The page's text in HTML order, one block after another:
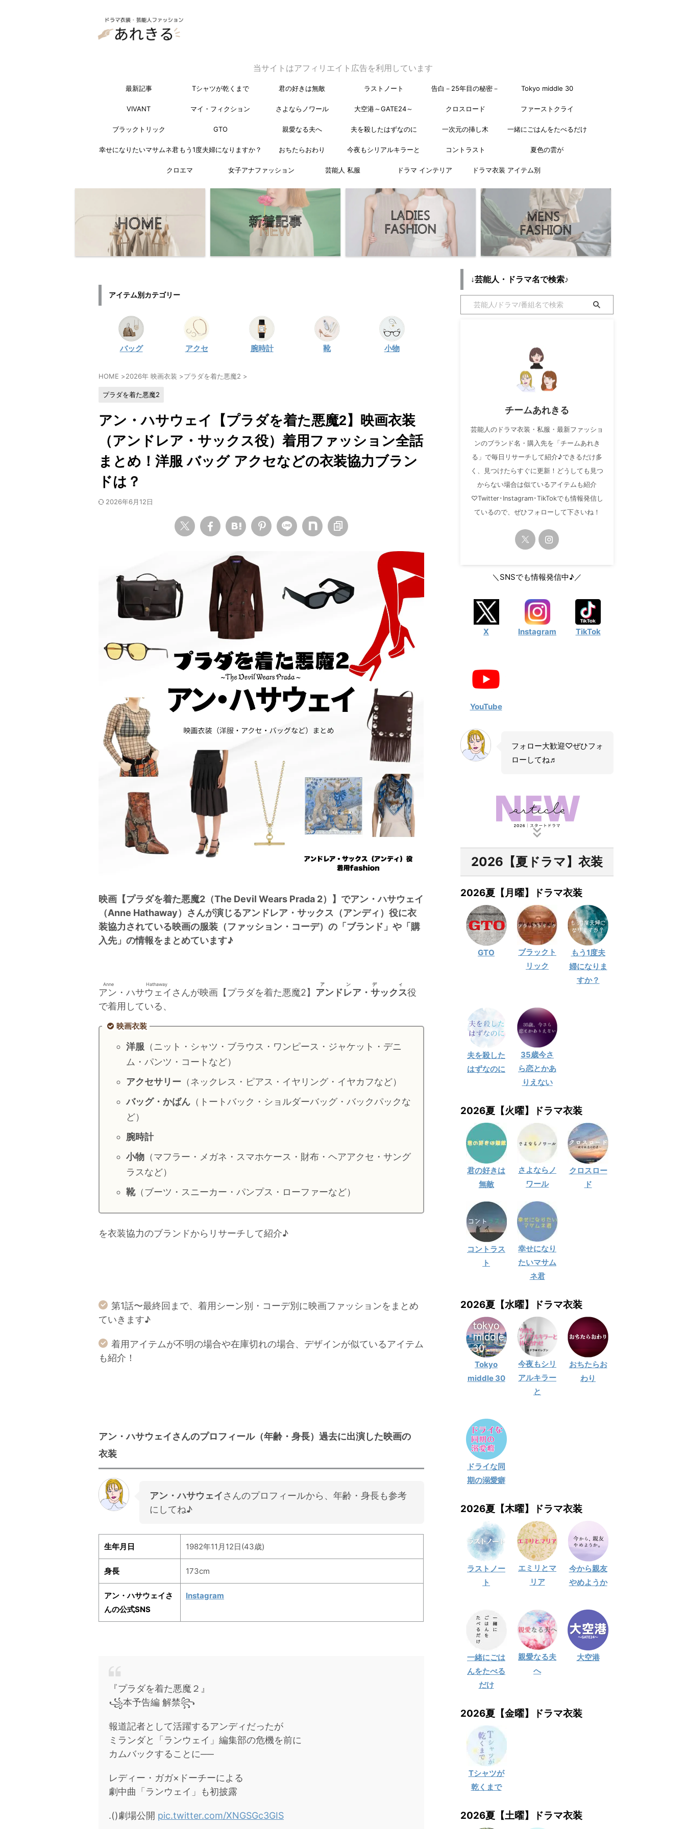
当サイトはアフィリエイト広告を利用しています
最新記事 Tシャツが乾くまで 君の好きは無敵 ラストノート 告白－25年目の秘密－ Tokyo middle 30
VIVANT マイ・フィクション さよならノワール 大空港～GATE24～ クロスロード ファーストクライ
ブラックトリック GTO 親愛なる夫へ 夫を殺したはずなのに 一次元の挿し木 一緒にごはんをたべるだけ
幸せになりたいマサムネ君 もう1度夫婦になりますか？ おちたらおわり 今夜もシリアルキラーと コントラスト 夏色の雲が
クロエマ 女子アナファッション 芸能人 私服 ドラマ インテリア ドラマ衣装 アイテム別
アイテム別カテゴリー
バッグ アクセ 腕時計 靴 小物
HOME >2026年 映画衣装 >プラダを着た悪魔2 >
プラダを着た悪魔2
アン・ハサウェイ【プラダを着た悪魔2】映画衣装
（アンドレア・サックス役）着用ファッション全話
まとめ！洋服 バッグ アクセなどの衣装協力ブラン
ドは？
2026年6月12日
映画【プラダを着た悪魔2（The Devil Wears Prada 2）】でアン・ハサウェイ
（Anne Hathaway）さんが演じるアンドレア・サックス（アンディ）役に衣
装協力されている映画の服装（ファッション・コーデ）の「ブランド」や「購
入先」の情報をまとめています♪
アン・ハサウェイ
Anne Hathaway
さんが映画【プラダを着た悪魔2】 アンドレア・サックス
アンディ
役
で着用している、
映画衣装
洋服 （ニット・シャツ・ブラウス・ワンピース・ジャケット・デニ
ム・パンツ・コートなど）
アクセサリー （ネックレス・ピアス・イヤリング・イヤカフなど）
バッグ・かばん （トートバック・ショルダーバッグ・バックパックな
ど）
腕時計
小物 （マフラー・メガネ・スマホケース・財布・ヘアアクセ・サング
ラスなど）
靴（ブーツ・スニーカー・パンプス・ローファーなど）
を衣装協力のブランドからリサーチして紹介♪
第1話〜最終回まで、着用シーン別・コーデ別に映画ファッションをまとめ
ていきます♪
着用アイテムが不明の場合や在庫切れの場合、デザインが似ているアイテム
も紹介！
アン・ハサウェイさんのプロフィール（年齢・身長）過去に出演した映画の
衣装
アン・ハサウェイさんのプロフィールから、年齢・身長も参考
にしてね♪
生年月日 1982年11月12日(43歳)
身長 173cm
アン・ハサウェイさ
んの公式SNS
Instagram
『プラダを着た悪魔２』
꧁本予告編 解禁꧂
報道記者として活躍するアンディだったが
ミランダと「ランウェイ」編集部の危機を前に
カムバックすることに──
レディー・ガガ×ドーチーによる
劇中曲「ランウェイ」も初披露
.()劇場公開 pic.twitter.com/XNGSGc3GIS
↓芸能人・ドラマ名で検索♪
チームあれきる
芸能人のドラマ衣装・私服・最新ファッショ
ンのブランド名・購入先を「チームあれき
る」で毎日リサーチして紹介♪できるだけ多
く、見つけたらすぐに更新！どうしても見つ
からない場合は似ているアイテムも紹介
♡Twitter･Instagram･TikTokでも情報発信し
ているので、ぜひフォローして下さいね！
＼SNSでも情報発信中♪／
X Instagram TikTok
YouTube
フォロー大歓迎♡ぜひフォ
ローしてね♬
2026【夏ドラマ】衣装
2026夏【月曜】ドラマ衣装
GTO
ブラックト
リック
もう1度夫
婦になりま
すか？
夫を殺した
はずなのに
35歳今さ
ら恋とかあ
りえない
2026夏【火曜】ドラマ衣装
君の好きは
無敵
さよならノ
ワール
クロスロー
ド
コントラス
ト
幸せになり
たいマサム
ネ君
2026夏【水曜】ドラマ衣装
Tokyo
middle 30
今夜もシリ
アルキラー
と
おちたらお
わり
ドライな同
期の溺愛癖
2026夏【木曜】ドラマ衣装
ラストノー
ト
エミリとマ
リア
今から親友
やめようか
一緒にごは
んをたべる
だけ
親愛なる夫
へ
大空港
2026夏【金曜】ドラマ衣装
Tシャツが
乾くまで
2026夏【土曜】ドラマ衣装